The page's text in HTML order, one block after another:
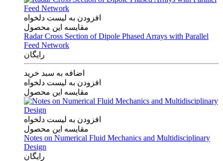
افزودن به لیست دلخواه
مقایسه این محصول
Radar Cross Section of Dipole Phased Arrays with Parallel
Feed Network
رایگان
اضافه به سبد خرید
افزودن به لیست دلخواه
مقایسه این محصول
افزودن به لیست دلخواه
مقایسه این محصول
Notes on Numerical Fluid Mechanics and Multidisciplinary
Design
رایگان